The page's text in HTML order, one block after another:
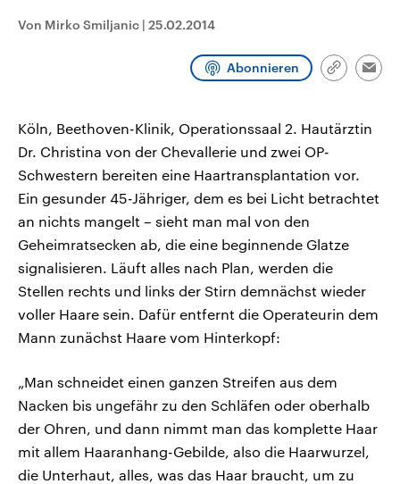
mit großem Einfluss auf das
aktuelle Weltgeschehen.
Programm Podcasts
Von Mirko Smiljanic | 25.02.2014
Abonnieren
Link
Köln, Beethoven-Klinik, Operationssaal 2. Hautärztin
Dr. Christina von der Chevallerie und zwei OP-
Schwestern bereiten eine Haartransplantation vor.
Ein gesunder 45-Jähriger, dem es bei Licht betrachtet
an nichts mangelt – sieht man mal von den
Geheimratsecken ab, die eine beginnende Glatze
signalisieren. Läuft alles nach Plan, werden die
Stellen rechts und links der Stirn demnächst wieder
voller Haare sein. Dafür entfernt die Operateurin dem
Mann zunächst Haare vom Hinterkopf:
„Man schneidet einen ganzen Streifen aus dem
Nacken bis ungefähr zu den Schläfen oder oberhalb
der Ohren, und dann nimmt man das komplette Haar
mit allem Haaranhang-Gebilde, also die Haarwurzel,
die Unterhaut, alles, was das Haar braucht, um zu